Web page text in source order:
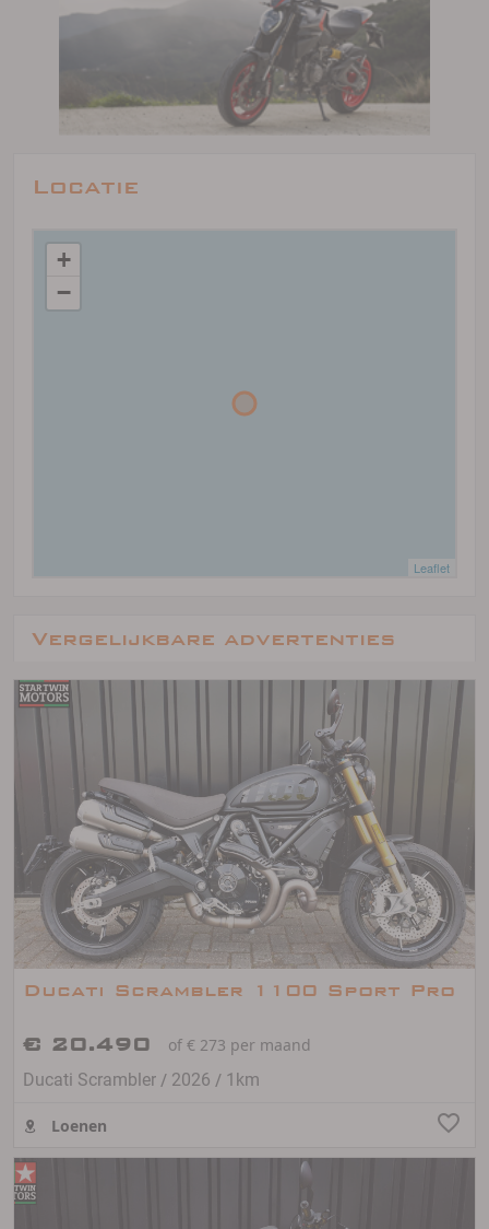
Locatie
+
−
Leaflet
Vergelijkbare advertenties
Ducati Scrambler 1100 Sport Pro
€ 20.490
of € 273 per maand
Ducati Scrambler / 2026 / 1km
Loenen